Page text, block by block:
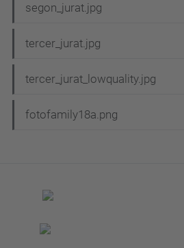
segon_jurat.jpg
tercer_jurat.jpg
tercer_jurat_lowquality.jpg
fotofamily18a.png